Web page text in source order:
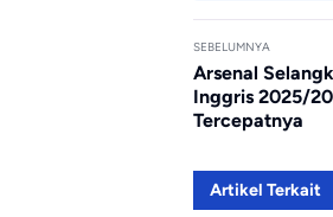
SEBELUMNYA
Arsenal
Inggris 2025/
Tercepatnya
Artikel Terkait